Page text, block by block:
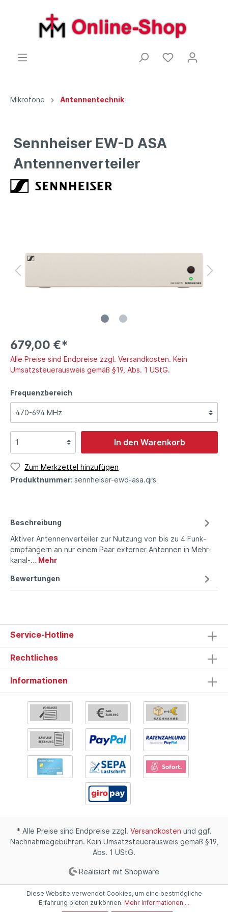
Mikrofone Antennentechnik
Sennheiser EW-D ASA
Antennenverteiler
679,00 €*
Alle Preise sind Endpreise zzgl. Versandkosten. Kein
Umsatzsteuerausweis gemäß §19, Abs. 1 UStG.
Frequenzbereich
In den Warenkorb
Zum Merkzettel hinzufügen
Produktnummer: sennheiser-ewd-asa.qrs
Beschreibung
Aktiver Antennenverteiler zur Nut­zung von bis zu 4 Funk­
emp­fän­gern an nur einem Paar ex­ter­ner An­ten­nen in Mehr­
kanal-… Mehr
Bewertungen
Service-Hotline
Rechtliches
Informationen
* Alle Preise sind Endpreise zzgl. Versandkosten und ggf.
Nachnahmegebühren. Kein Umsatzsteuerausweis gemäß §19,
Abs. 1 UStG.
Realisiert mit Shopware
Diese Website verwendet Cookies, um eine bestmögliche
Erfahrung bieten zu können. Mehr Informationen ...